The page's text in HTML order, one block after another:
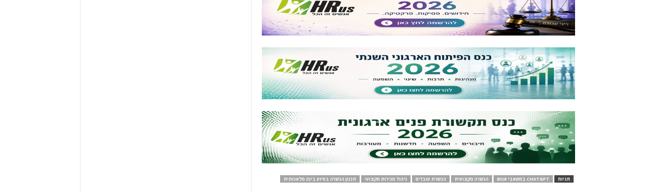
תגיות CHATGPT במשאבי אנוש הכשרה מקצועית הכשרת עובדים ניהול מכירות מקצועי תכנון הכשרה בסיוע בינה מלאכותית